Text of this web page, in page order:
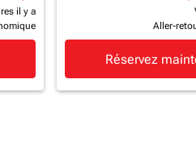
il y a
Aller-
Réservez